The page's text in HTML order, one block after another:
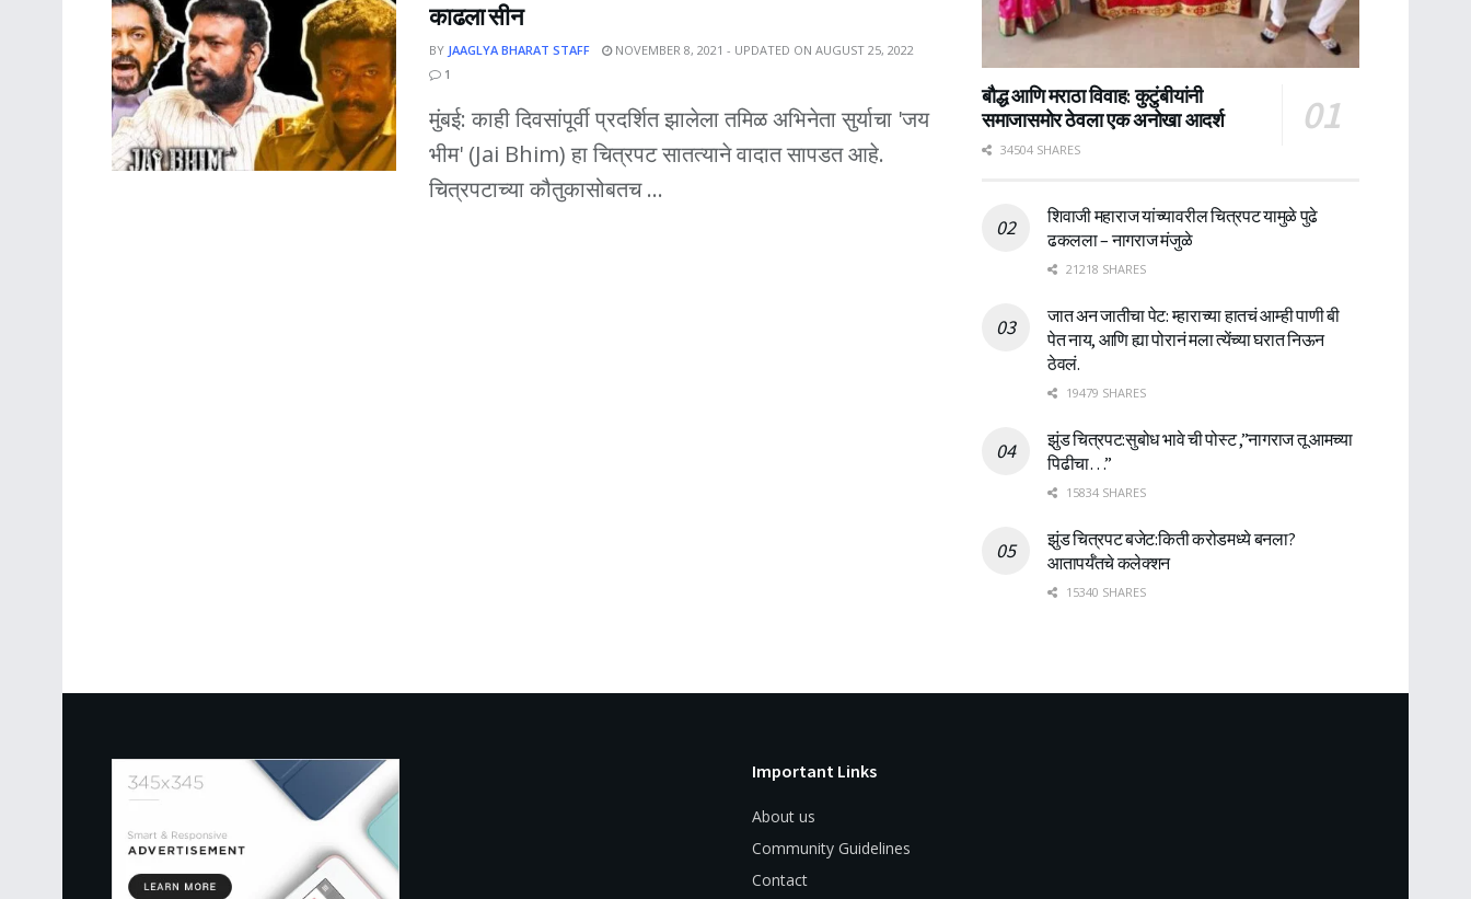
काढला सीन
BY JAAGLYA BHARAT STAFF
NOVEMBER 8, 2021 - UPDATED ON AUGUST 25, 2022
1
मुंबई: काही दिवसांपूर्वी प्रदर्शित झालेला तमिळ अभिनेता सुर्याचा 'जय
भीम' (Jai Bhim) हा चित्रपट सातत्याने वादात सापडत आहे.
चित्रपटाच्या कौतुकासोबतच ...
बौद्ध आणि मराठा विवाह: कुटुंबीयांनी
समाजासमोर ठेवला एक अनोखा आदर्श
34504 SHARES
शिवाजी महाराज यांच्यावरील चित्रपट यामुळे पुढे
ढकलला – नागराज मंजुळे
21218 SHARES
जात अन जातीचा पेट: म्हाराच्या हातचं आम्ही पाणी बी
पेत नाय, आणि ह्या पोरानं मला त्येंच्या घरात निऊन
ठेवलं.
19479 SHARES
झुंड चित्रपट:सुबोध भावे ची पोस्ट ,”नागराज तू आमच्या
पिढीचा…”
15834 SHARES
झुंड चित्रपट बजेट:किती करोडमध्ये बनला?
आतापर्यँतचे कलेक्शन
15340 SHARES
Important Links
About us
Community Guidelines
Contact